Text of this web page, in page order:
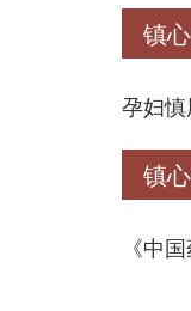
镇
孕妇
镇
《中